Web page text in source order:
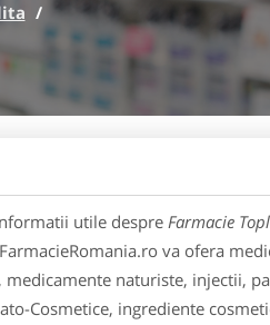
/
utile despre Farmacie
va ofera
naturiste, injectii,
Cosmetice, ingrediente